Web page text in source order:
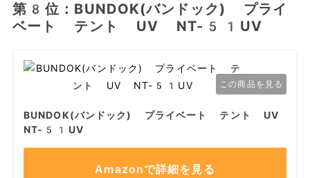
第8位：BUNDOK(バンドック) プライ
ベート テント UV NT-51UV
この商品を見る
BUNDOK(バンドック) プライベート テント UV
NT-51UV
Amazonで詳細を見る